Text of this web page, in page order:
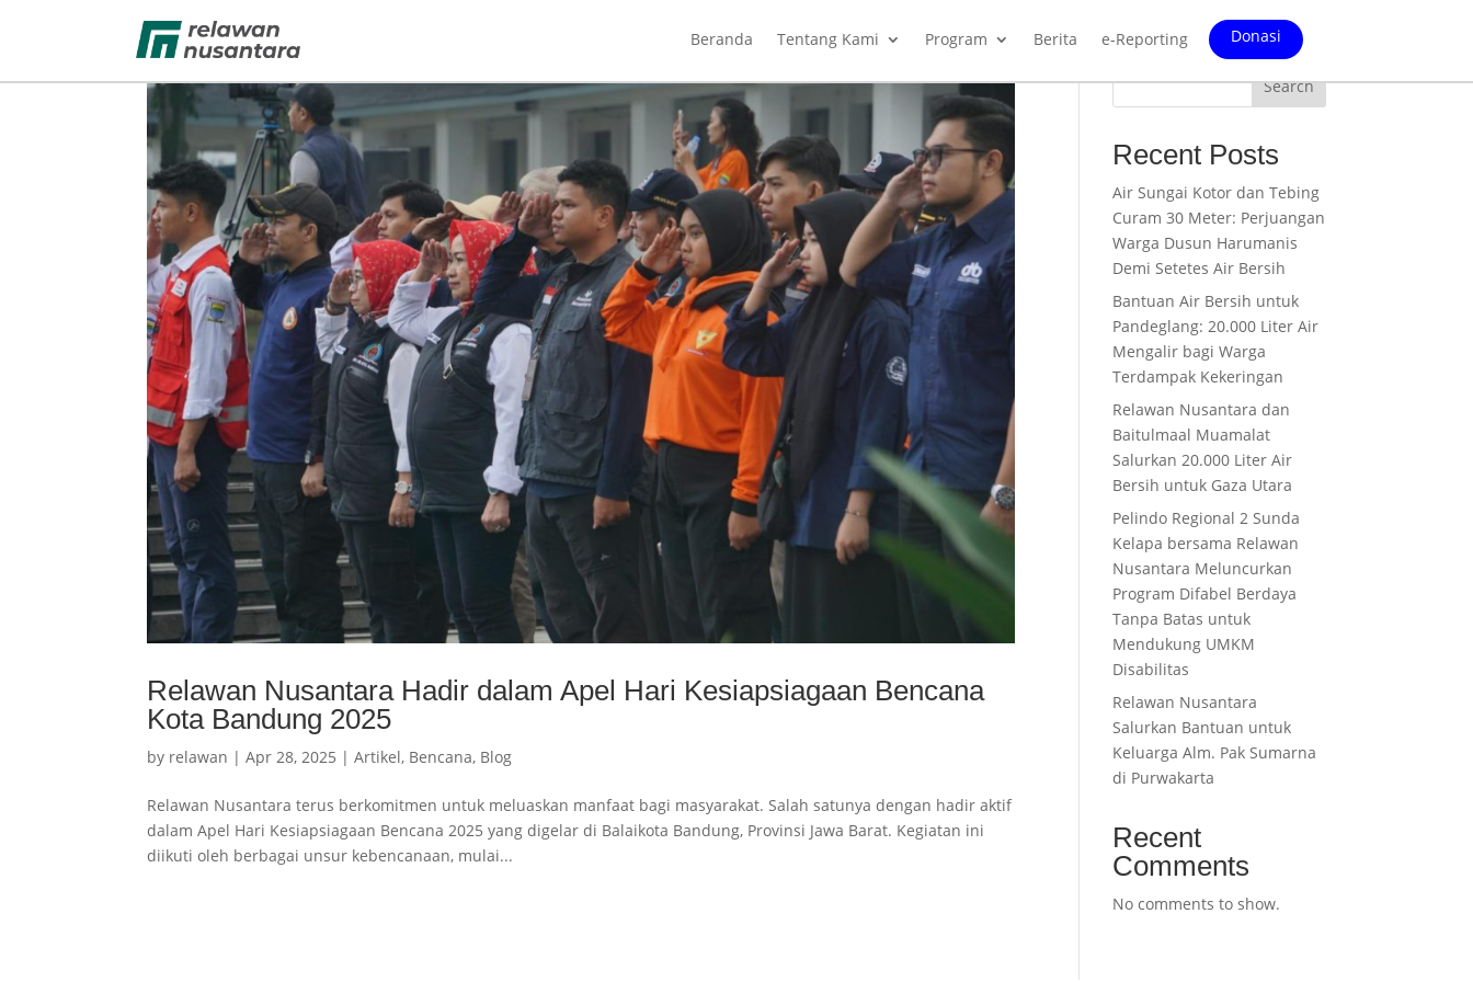
Beranda Tentang Kami Program Berita e-Reporting Donasi
Relawan Nusantara Hadir dalam Apel Hari Kesiapsiagaan Bencana
Kota Bandung 2025
by relawan |Apr 28, 2025 |Artikel, Bencana, Blog
Relawan Nusantara terus berkomitmen untuk meluaskan manfaat bagi masyarakat. Salah satunya dengan hadir aktif
dalam Apel Hari Kesiapsiagaan Bencana 2025 yang digelar di Balaikota Bandung, Provinsi Jawa Barat. Kegiatan ini
diikuti oleh berbagai unsur kebencanaan, mulai...
Search
Recent Posts
Air Sungai Kotor dan Tebing
Curam 30 Meter: Perjuangan
Warga Dusun Harumanis
Demi Setetes Air Bersih
Bantuan Air Bersih untuk
Pandeglang: 20.000 Liter Air
Mengalir bagi Warga
Terdampak Kekeringan
Relawan Nusantara dan
Baitulmaal Muamalat
Salurkan 20.000 Liter Air
Bersih untuk Gaza Utara
Pelindo Regional 2 Sunda
Kelapa bersama Relawan
Nusantara Meluncurkan
Program Difabel Berdaya
Tanpa Batas untuk
Mendukung UMKM
Disabilitas
Relawan Nusantara
Salurkan Bantuan untuk
Keluarga Alm. Pak Sumarna
di Purwakarta
Recent
Comments
No comments to show.